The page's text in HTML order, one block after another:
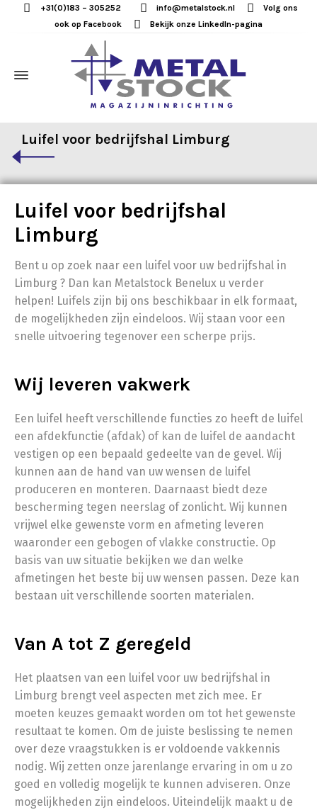
+31(0)183 – 305252 info@metalstock.nl
Volg ons
ook op Facebook
Bekijk onze LinkedIn-pagina
Luifel voor bedrijfshal Limburg
Luifel voor bedrijfshal
Limburg
Bent u op zoek naar een luifel voor uw bedrijfshal in
Limburg ? Dan kan Metalstock Benelux u verder
helpen! Luifels zijn bij ons beschikbaar in elk formaat,
de mogelijkheden zijn eindeloos. Wij staan voor een
snelle uitvoering tegenover een scherpe prijs.
Wij leveren vakwerk
Een luifel heeft verschillende functies zo heeft de luifel
een afdekfunctie (afdak) of kan de luifel de aandacht
vestigen op een bepaald gedeelte van de gevel. Wij
kunnen aan de hand van uw wensen de luifel
produceren en monteren. Daarnaast biedt deze
bescherming tegen neerslag of zonlicht. Wij kunnen
vrijwel elke gewenste vorm en afmeting leveren
waaronder een gebogen of vlakke constructie. Op
basis van uw situatie bekijken we dan welke
afmetingen het beste bij uw wensen passen. Deze kan
bestaan uit verschillende soorten materialen.
Van A tot Z geregeld
Het plaatsen van een luifel voor uw bedrijfshal in
Limburg brengt veel aspecten met zich mee. Er
moeten keuzes gemaakt worden om tot het gewenste
resultaat te komen. Om de juiste beslissing te nemen
over deze vraagstukken is er voldoende vakkennis
nodig. Wij zetten onze jarenlange ervaring in om u zo
goed en volledig mogelijk te kunnen adviseren. Onze
mogelijkheden zijn eindeloos. Uiteindelijk maakt u de